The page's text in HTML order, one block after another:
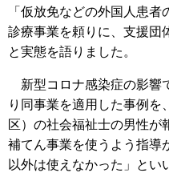
「仮放免などの外国人患
診療事業を頼りに、支援団
と実態を語りました。
新型コロナ感染症の影響
り同事業を適用した事例を
区）の社会福祉士の男性が
補てん事業を使うよう指導
以外は使えなかった」とい